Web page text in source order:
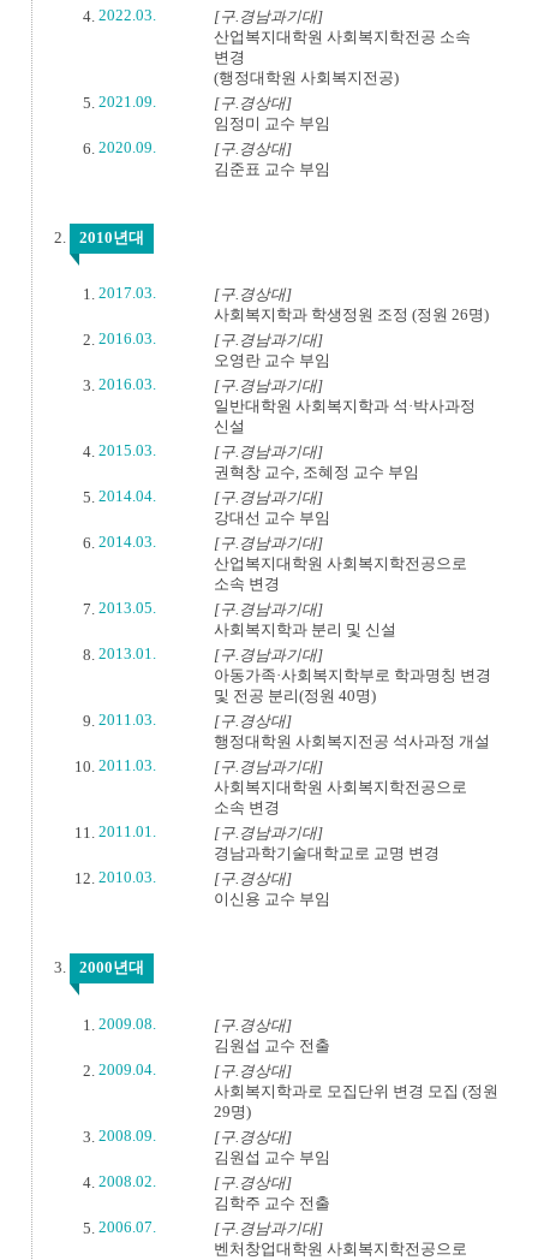
2022.03.
[구.경남과기대]
산업복지대학원 사회복지학전공 소속
변경
(행정대학원 사회복지전공)
2021.09.
[구.경상대]
임정미 교수 부임
2020.09.
[구.경상대]
김준표 교수 부임
2010년대
2017.03.
[구.경상대]
사회복지학과 학생정원 조정 (정원 26명)
2016.03.
[구.경남과기대]
오영란 교수 부임
2016.03.
[구.경남과기대]
일반대학원 사회복지학과 석·박사과정
신설
2015.03.
[구.경남과기대]
권혁창 교수, 조혜정 교수 부임
2014.04.
[구.경남과기대]
강대선 교수 부임
2014.03.
[구.경남과기대]
산업복지대학원 사회복지학전공으로
소속 변경
2013.05.
[구.경남과기대]
사회복지학과 분리 및 신설
2013.01.
[구.경남과기대]
아동가족·사회복지학부로 학과명칭 변경
및 전공 분리(정원 40명)
2011.03.
[구.경상대]
행정대학원 사회복지전공 석사과정 개설
2011.03.
[구.경남과기대]
사회복지대학원 사회복지학전공으로
소속 변경
2011.01.
[구.경남과기대]
경남과학기술대학교로 교명 변경
2010.03.
[구.경상대]
이신용 교수 부임
2000년대
2009.08.
[구.경상대]
김원섭 교수 전출
2009.04.
[구.경상대]
사회복지학과로 모집단위 변경 모집 (정원
29명)
2008.09.
[구.경상대]
김원섭 교수 부임
2008.02.
[구.경상대]
김학주 교수 전출
2006.07.
[구.경남과기대]
벤처창업대학원 사회복지학전공으로